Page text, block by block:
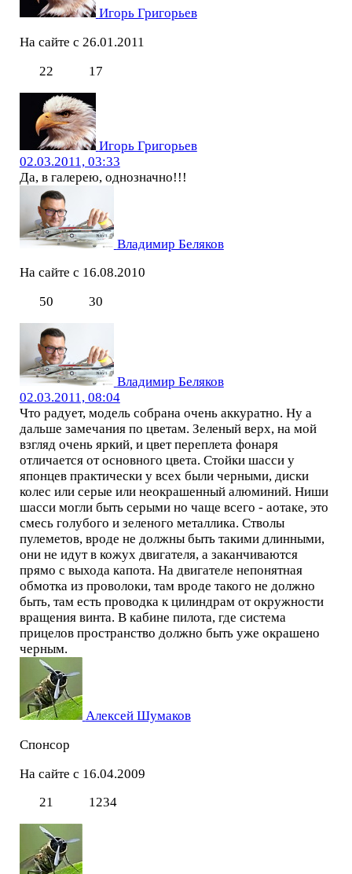
Игорь Григорьев
На сайте с 26.01.2011
22
17
Игорь Григорьев
02.03.2011, 03:33
Да, в галерею, однозначно!!!
Владимир Беляков
На сайте с 16.08.2010
50
30
Владимир Беляков
02.03.2011, 08:04
Что радует, модель собрана очень аккуратно. Ну а
дальше замечания по цветам. Зеленый верх, на мой
взгляд очень яркий, и цвет переплета фонаря
отличается от основного цвета. Стойки шасси у
японцев практически у всех были черными, диски
колес или серые или неокрашенный алюминий. Ниши
шасси могли быть серыми но чаще всего - аотаке, это
смесь голубого и зеленого металлика. Стволы
пулеметов, вроде не должны быть такими длинными,
они не идут в кожух двигателя, а заканчиваются
прямо с выхода капота. На двигателе непонятная
обмотка из проволоки, там вроде такого не должно
быть, там есть проводка к цилиндрам от окружности
вращения винта. В кабине пилота, где система
прицелов пространство должно быть уже окрашено
черным.
Алексей Шумаков
Спонсор
На сайте с 16.04.2009
21
1234